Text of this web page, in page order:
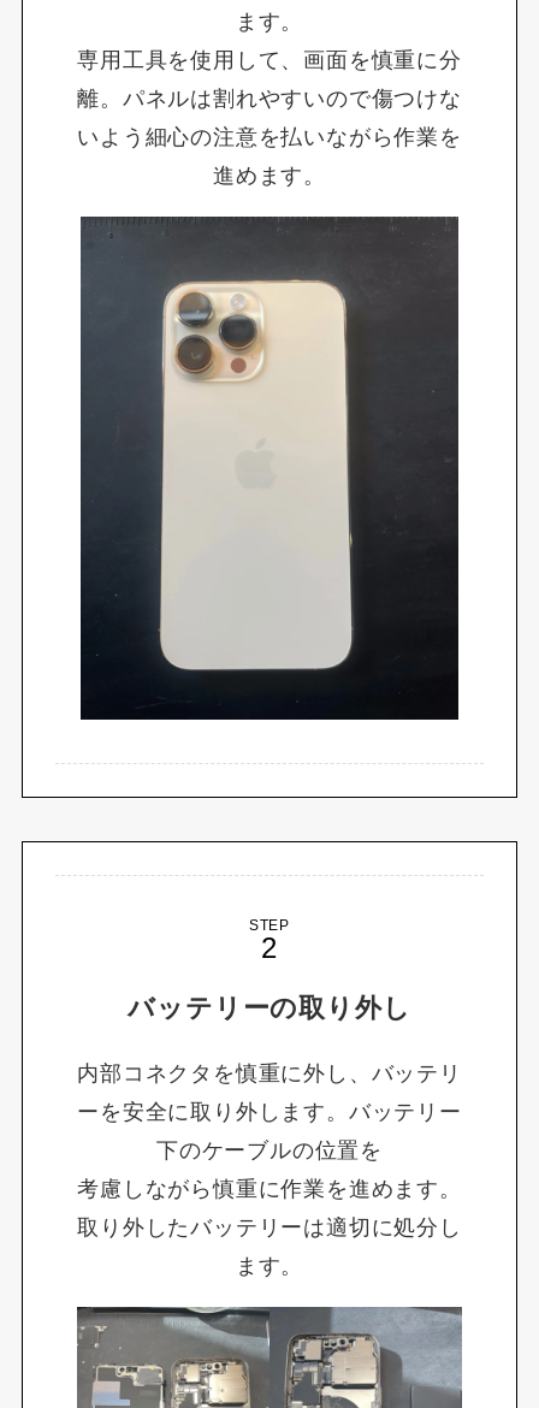
ます。
専用工具を使用して、画面を慎重に分
離。パネルは割れやすいので傷つけな
いよう細心の注意を払いながら作業を
進めます。
STEP
バッテリーの取り外し
内部コネクタを慎重に外し、バッテリ
ーを安全に取り外します。バッテリー
下のケーブルの位置を
考慮しながら慎重に作業を進めます。
取り外したバッテリーは適切に処分し
ます。